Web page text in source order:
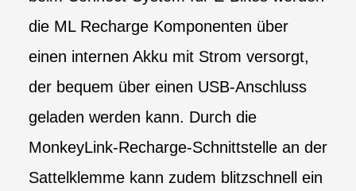
die ML Recharge Komponenten über
einen internen Akku mit Strom versorgt,
der bequem über einen USB-Anschluss
geladen werden kann. Durch die
MonkeyLink-Recharge-Schnittstelle an der
Sattelklemme kann zudem blitzschnell ein